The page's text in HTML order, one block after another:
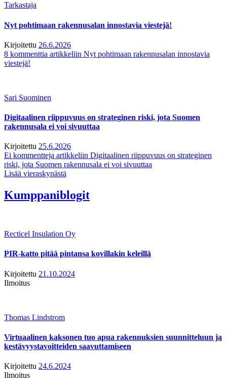
Tarkastaja
Nyt pohtimaan rakennusalan innostavia viestejä!
Kirjoitettu 26.6.2026
8 kommenttia artikkeliin Nyt pohtimaan rakennusalan innostavia
viestejä!
Sari Suominen
Digitaalinen riippuvuus on strateginen riski, jota Suomen
rakennusala ei voi sivuuttaa
Kirjoitettu 25.6.2026
Ei kommentteja artikkeliin Digitaalinen riippuvuus on strateginen
riski, jota Suomen rakennusala ei voi sivuuttaa
Lisää vieraskynästä
Kumppaniblogit
Recticel Insulation Oy
PIR-katto pitää pintansa kovillakin keleillä
Kirjoitettu 21.10.2024
Ilmoitus
Thomas Lindstrom
Virtuaalinen kaksonen tuo apua rakennuksien suunnitteluun ja
kestävyystavoitteiden saavuttamiseen
Kirjoitettu 24.6.2024
Ilmoitus